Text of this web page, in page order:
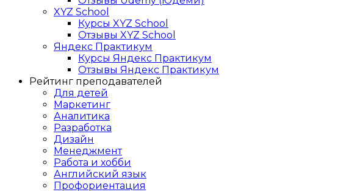
XYZ School
Курсы XYZ School
Отзывы XYZ School
Яндекс Практикум
Курсы Яндекс Практикум
Отзывы Яндекс Практикум
Рейтинг преподавателей
Для детей
Маркетинг
Аналитика
Разработка
Дизайн
Менеджмент
Работа и хобби
Английский язык
Профориентация